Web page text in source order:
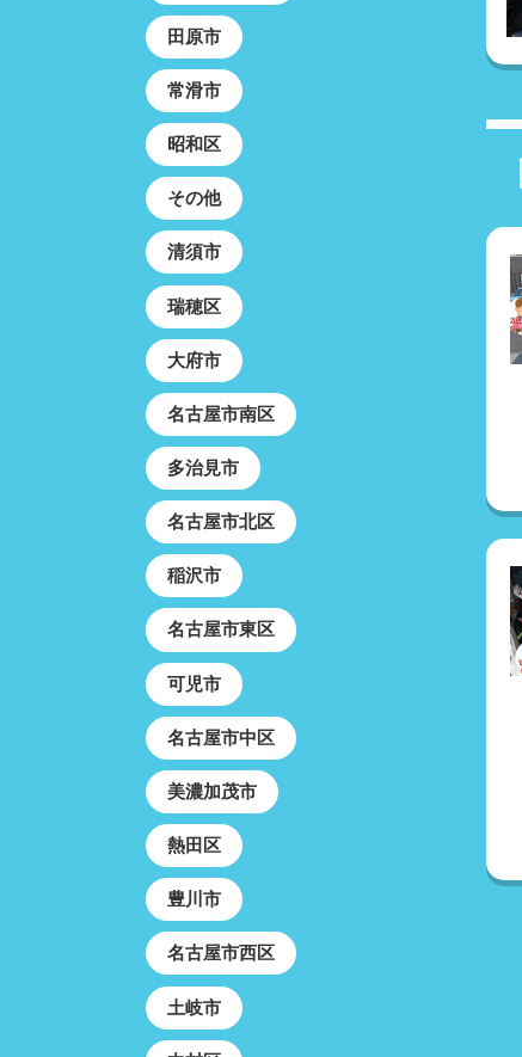
田原市
常滑市
昭和区
その他
清須市
瑞穂区
大府市
名古屋市南区
多治見市
名古屋市北区
稲沢市
名古屋市東区
可児市
名古屋市中区
美濃加茂市
熱田区
豊川市
名古屋市西区
土岐市